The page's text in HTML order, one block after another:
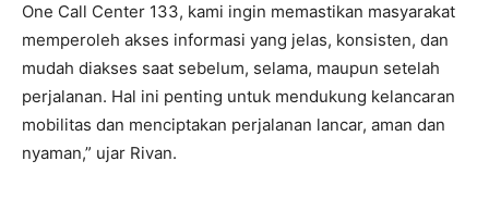
One Call Center 133, kami ingin memastikan masyarakat
memperoleh akses informasi yang jelas, konsisten, dan
mudah diakses saat sebelum, selama, maupun setelah
perjalanan. Hal ini penting untuk mendukung kelancaran
mobilitas dan menciptakan perjalanan lancar, aman dan
nyaman,” ujar Rivan.